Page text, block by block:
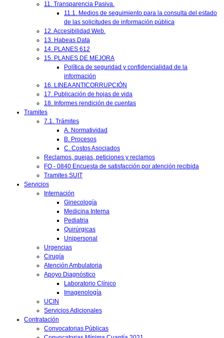
11. Transparencia Pasiva.
11.1. Medios de seguimiento para la consulta del estado
de las solicitudes de información pública
12. Accesibilidad Web.
13. Habeas Data
14. PLANES 612
15. PLANES DE MEJORA
Política de seguridad y confidencialidad de la
información
16. LINEA ANTICORRUPCIÓN
17. Publicación de hojas de vida
18. Informes rendición de cuentas
Tramites
7.1. Trámites
A. Normatividad
B. Procesos
C. Costos Asociados
Reclamos, quejas, peticiones y reclamos
FO - 0840 Encuesta de satisfacción por atención recibida
Tramites SUIT
Servicios
Internación
Ginecología
Medicina Interna
Pediatria
Quirúrgicas
Unipersonal
Urgencias
Cirugía
Atención Ambulatoria
Apoyo Diagnóstico
Laboratorio Clínico
Imagenología
UCIN
Servicios Adicionales
Contratación
Convocatorias Públicas